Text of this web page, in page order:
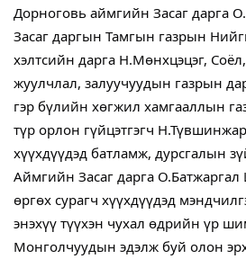
Дорноговь аймгийн Засаг дарга
Засаг даргын Тамгын газрын
хэлтсийн дарга Н.Мөнхцэцэг,
жуулчлал, залуучуудын газрын
гэр бүлийн хөгжил хамгааллын
түр орлон гүйцэтгэгч
хүүхдүүдэд батламж, дурсгалын
Аймгийн Засаг дарга
өргөх сурагч хүүхдүүдэд
энэхүү түүхэн чухал өдрийн үр
Монголчуудын эдэлж буй олон